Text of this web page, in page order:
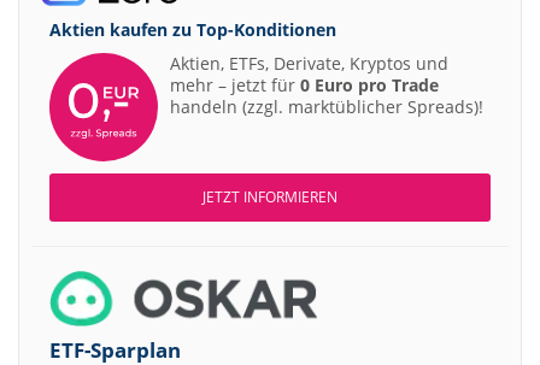
Aktien kaufen zu Top-Konditionen
Aktien, ETFs, Derivate, Kryptos und
mehr – jetzt für 0 Euro pro Trade
handeln (zzgl. marktüblicher Spreads)!
JETZT INFORMIEREN
ETF-Sparplan